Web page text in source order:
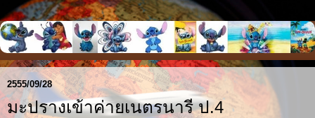
2555/09/28
มะปรางเข้าค่ายเนตรนารี ป.4